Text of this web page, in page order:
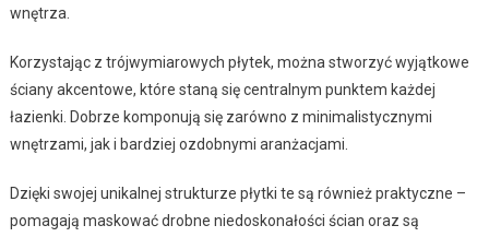
wnętrza.
Korzystając z trójwymiarowych płytek, można stworzyć wyjątkowe
ściany akcentowe, które staną się centralnym punktem każdej
łazienki. Dobrze komponują się zarówno z minimalistycznymi
wnętrzami, jak i bardziej ozdobnymi aranżacjami.
Dzięki swojej unikalnej strukturze płytki te są również praktyczne –
pomagają maskować drobne niedoskonałości ścian oraz są